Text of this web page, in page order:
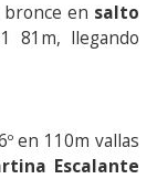
bronce en salto
81m, llegando
en 110m vallas
Escalante